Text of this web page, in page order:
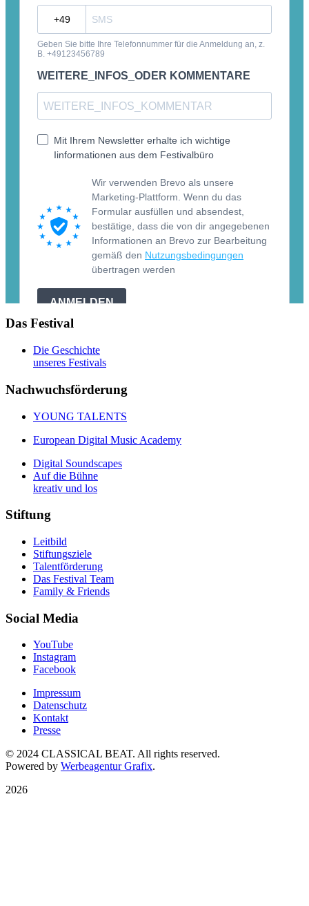
Das Festival
Die Geschichte
unseres Festivals
Nachwuchsförderung
YOUNG TALENTS
European Digital Music Academy
Digital Soundscapes
Auf die Bühne
kreativ und los
Stiftung
Leitbild
Stiftungsziele
Talentförderung
Das Festival Team
Family & Friends
Social Media
YouTube
Instagram
Facebook
Impressum
Datenschutz
Kontakt
Presse
© 2024 CLASSICAL BEAT. All rights reserved.
Powered by Werbeagentur Grafix.
2026